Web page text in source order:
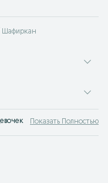
Шафиркан
на доске объявлений
Показать Полностью